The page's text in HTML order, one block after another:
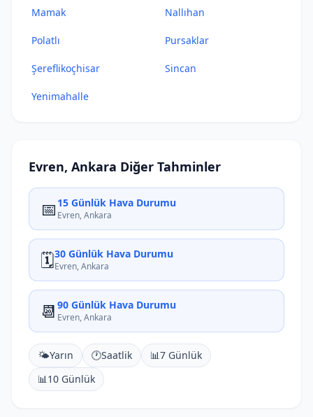
Mamak Nallıhan
Polatlı Pursaklar
Şereflikoçhisar Sincan
Yenimahalle
Evren, Ankara Diğer Tahminler
📅 15 Günlük Hava Durumu
Evren, Ankara
🗓️30 Günlük Hava Durumu
Evren, Ankara
📆 90 Günlük Hava Durumu
Evren, Ankara
🌤️Yarın 🕐Saatlik 📊7 Günlük
📊10 Günlük